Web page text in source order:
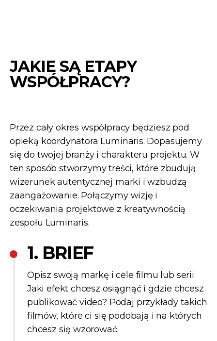
JAKIE SĄ ETAPY
WSPÓŁPRACY?
Przez cały okres współpracy będziesz pod
opieką koordynatora Luminaris. Dopasujemy
się do twojej branży i charakteru projektu. W
ten sposób stworzymy treści, które zbudują
wizerunek autentycznej marki i wzbudzą
zaangażowanie. Połączymy wizję i
oczekiwania projektowe z kreatywnością
zespołu Luminaris.
1. BRIEF
Opisz swoją markę i cele filmu lub serii.
Jaki efekt chcesz osiągnąć i gdzie chcesz
publikować video? Podaj przykłady takich
filmów, które ci się podobają i na których
chcesz się wzorować.